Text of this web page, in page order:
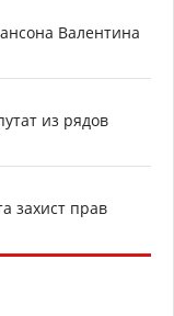
Валентина
из рядов
захист прав